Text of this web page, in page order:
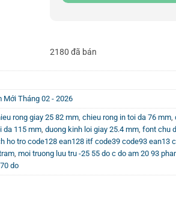
2180 đã bán
Mới Tháng 02 - 2026
rong giay 25 82 mm chieu rong in toi da 76 mm
da 115 mm duong kinh loi giay 25.4 mm font chu
ho tro code128 ean128 itf code39 code93 ean13
moi truong luu tru -25 55 do c do am 20 93
do